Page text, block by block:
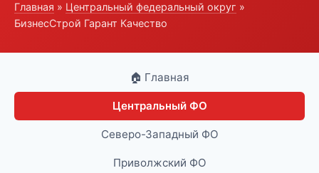
Главная » Центральный федеральный округ »
БизнесСтрой Гарант Качество
🏠 Главная
Центральный ФО
Северо-Западный ФО
Приволжский ФО